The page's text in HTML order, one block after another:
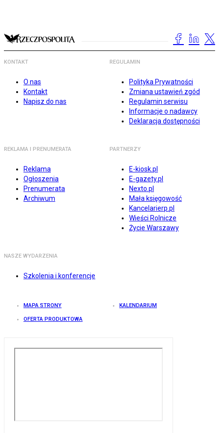
KONTAKT
O nas
Kontakt
Napisz do nas
REGULAMIN
Polityka Prywatności
Zmiana ustawień zgód
Regulamin serwisu
Informacje o nadawcy
Deklaracja dostępności
REKLAMA I PRENUMERATA
Reklama
Ogłoszenia
Prenumerata
Archiwum
PARTNERZY
E-kiosk.pl
E-gazety.pl
Nexto.pl
Mała księgowość
Kancelarierp.pl
Wieści Rolnicze
Życie Warszawy
NASZE WYDARZENIA
Szkolenia i konferencje
MAPA STRONY KALENDARIUM
OFERTA PRODUKTOWA